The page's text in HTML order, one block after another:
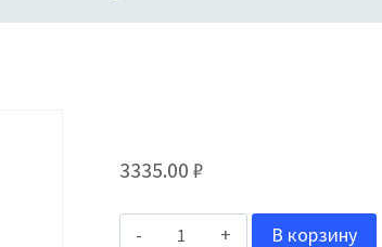
3335.00 ₽
Количество
В корзину